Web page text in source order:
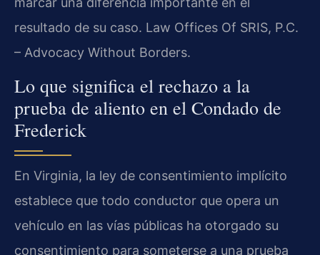
resultado de su caso. Law Offices Of SRIS, P.C.
– Advocacy Without Borders.
Lo que significa el rechazo a la
prueba de aliento en el Condado de
Frederick
En Virginia, la ley de consentimiento implícito
establece que todo conductor que opera un
vehículo en las vías públicas ha otorgado su
consentimiento para someterse a una prueba